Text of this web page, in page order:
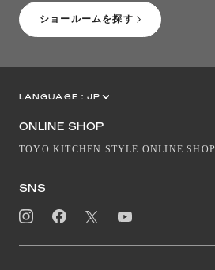
ショールームを探す
LANGUAGE : JP
ONLINE SHOP
TOYO KITCHEN STYLE ONLINE SHOP
SNS